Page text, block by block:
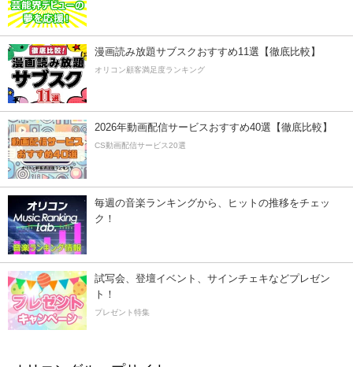
漫画読み放題サブスクおすすめ11選【徹底比較】
オリコン顧客満足度ランキング
2026年動画配信サービスおすすめ40選【徹底比較】
CS動画配信サービス20選
毎週の音楽ランキングから、ヒットの推移をチェッ
ク！
試写会、登壇イベント、サインチェキなどプレゼン
ト！
プレゼント特集